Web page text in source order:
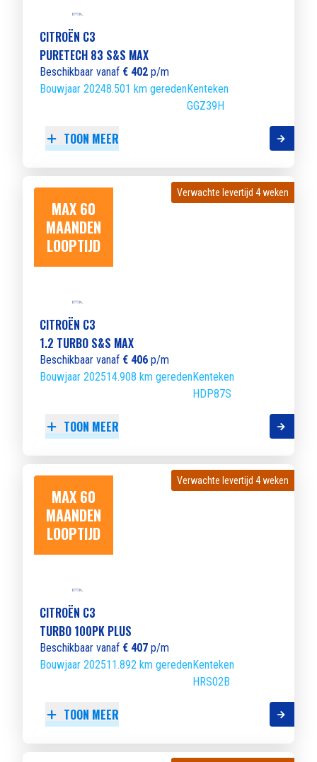
CITROËN C3
PURETECH 83 S&S MAX
Beschikbaar vanaf € 402 p/m
Bouwjaar 20248.501 km geredenKenteken
GGZ39H
TOON MEER
MAX 60
MAANDEN
LOOPTIJD
Verwachte levertijd 4 weken
Verwachte levertijd 4 weken
CITROËN C3
1.2 TURBO S&S MAX
Beschikbaar vanaf € 406 p/m
Bouwjaar 202514.908 km geredenKenteken
HDP87S
TOON MEER
MAX 60
MAANDEN
LOOPTIJD
Verwachte levertijd 4 weken
Verwachte levertijd 4 weken
CITROËN C3
TURBO 100PK PLUS
Beschikbaar vanaf € 407 p/m
Bouwjaar 202511.892 km geredenKenteken
HRS02B
TOON MEER